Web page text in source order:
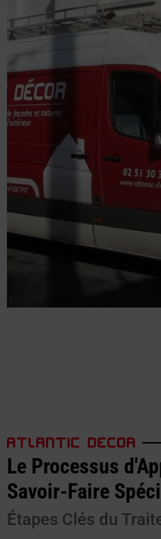
ATLANTIC DECOR
Le Processus
Savoir-Faire
Étapes Clés du